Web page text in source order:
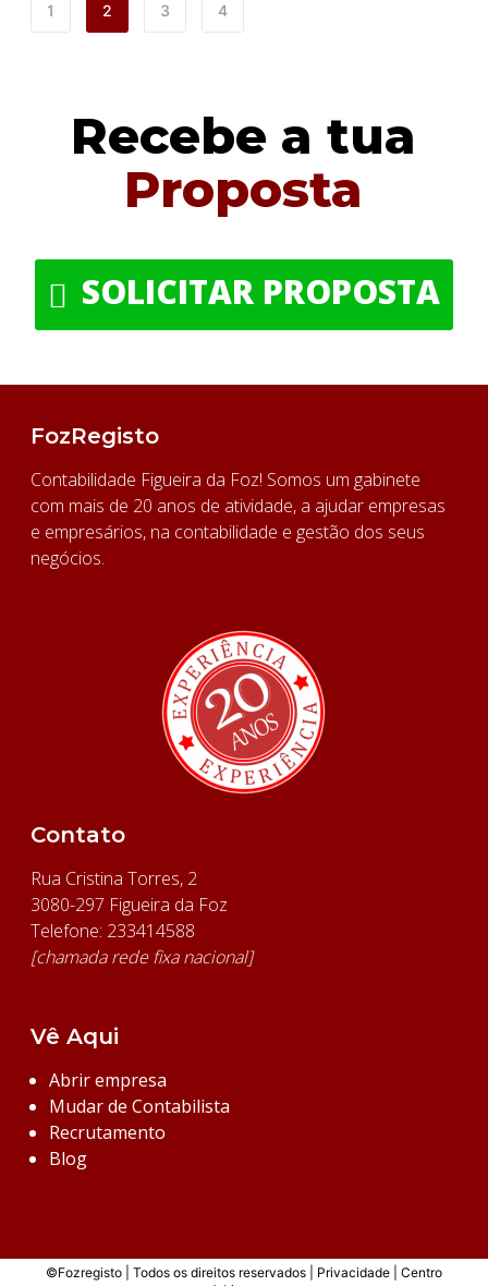
1 2 3 4
Recebe a tua
Proposta
SOLICITAR PROPOSTA
FozRegisto
Contabilidade Figueira da Foz! Somos um gabinete
com mais de 20 anos de atividade, a ajudar empresas
e empresários, na contabilidade e gestão dos seus
negócios.
Contato
Rua Cristina Torres, 2
3080-297 Figueira da Foz
Telefone: 233414588
[chamada rede fixa nacional]
Vê Aqui
Abrir empresa
Mudar de Contabilista
Recrutamento
Blog
©Fozregisto | Todos os direitos reservados | Privacidade| Centro